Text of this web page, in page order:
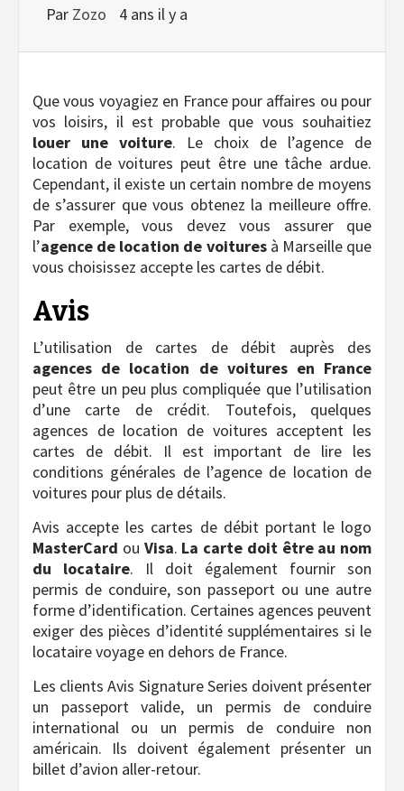
Par Zozo 4 ans il y a
Que vous voyagiez en France pour affaires ou pour
vos loisirs, il est probable que vous souhaitiez
louer une voiture. Le choix de l’agence de
location de voitures peut être une tâche ardue.
Cependant, il existe un certain nombre de moyens
de s’assurer que vous obtenez la meilleure offre.
Par exemple, vous devez vous assurer que
l’agence de location de voituresà Marseille que
vous choisissez accepte les cartes de débit.
Avis
L’utilisation de cartes de débit auprès des
agences de location de voitures en France
peut être un peu plus compliquée que l’utilisation
d’une carte de crédit. Toutefois, quelques
agences de location de voitures acceptent les
cartes de débit. Il est important de lire les
conditions générales de l’agence de location de
voitures pour plus de détails.
Avis accepte les cartes de débit portant le logo
MasterCard ou Visa. La carte doit être au nom
du locataire. Il doit également fournir son
permis de conduire, son passeport ou une autre
forme d’identification. Certaines agences peuvent
exiger des pièces d’identité supplémentaires si le
locataire voyage en dehors de France.
Les clients Avis Signature Series doivent présenter
un passeport valide, un permis de conduire
international ou un permis de conduire non
américain. Ils doivent également présenter un
billet d’avion aller-retour.